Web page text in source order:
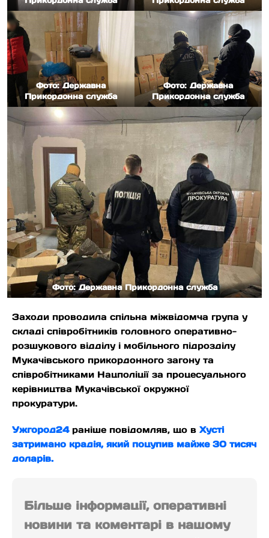
Фото: Державна
Прикордонна служба
Фото: Державна
Прикордонна служба
Фото: Державна Прикордонна служба
Заходи проводила спільна міжвідомча група у
складі співробітників головного оперативно-
розшукового відділу і мобільного підрозділу
Мукачівського прикордонного загону та
співробітниками Нацполіції за процесуального
керівництва Мукачівської окружної
прокуратури.
Ужгород24раніше повідомляв, що в Хусті
затримано крадія, який поцупив майже 30 тисяч
доларів.
Більше інформації, оперативні
новини та коментарі в нашому